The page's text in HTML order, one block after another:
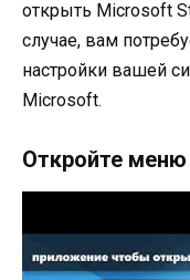
открыть Microsoft
случае, вам
настройки вашей
Microsoft.
Откройте меню